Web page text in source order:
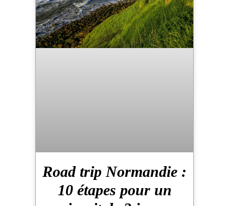
Road trip Normandie :
10 étapes pour un